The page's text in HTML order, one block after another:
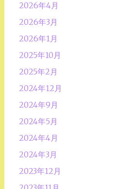
2026年4月
2026年3月
2026年1月
2025年10月
2025年2月
2024年12月
2024年9月
2024年5月
2024年4月
2024年3月
2023年12月